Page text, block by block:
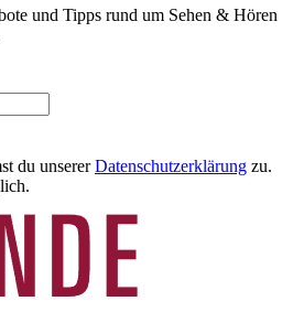
und Tipps rund um Sehen & Hören
du unserer Datenschutzerklärung zu.